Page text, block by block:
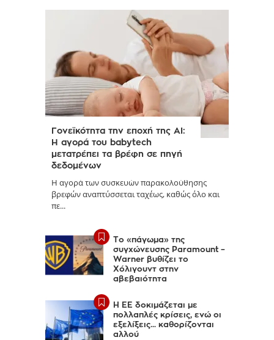
Γονεϊκότητα την εποχή της AI:
Η αγορά του babytech
μετατρέπει τα βρέφη σε πηγή
δεδομένων
Η αγορά των συσκευών παρακολούθησης
βρεφών αναπτύσσεται ταχέως, καθώς όλο και
πε...
Το «πάγωμα» της
συγχώνευσης Paramount –
Warner βυθίζει το
Χόλιγουντ στην
αβεβαιότητα
Η ΕΕ δοκιμάζεται με
πολλαπλές κρίσεις, ενώ οι
εξελίξεις... καθορίζονται
αλλού